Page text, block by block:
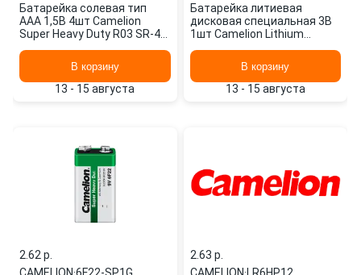
Батарейка солевая тип
AAA 1,5В 4шт Camelion
Super Heavy Duty R03 SR-4
В корзину
13 - 15 августа
Батарейка литиевая
дисковая специальная 3В
1шт Camelion Lithium
В корзину
13 - 15 августа
2.62 p.
2.63 p.